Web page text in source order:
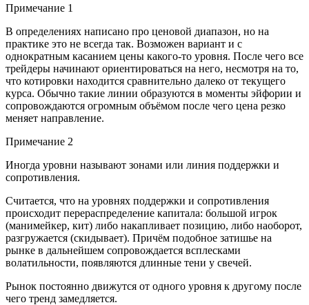
Примечание 1
В определениях написано про ценовой диапазон, но на
практике это не всегда так. Возможен вариант и с
однократным касанием цены какого-то уровня. После чего все
трейдеры начинают ориентироваться на него, несмотря на то,
что котировки находится сравнительно далеко от текущего
курса. Обычно такие линии образуются в моменты эйфории и
сопровождаются огромным объёмом после чего цена резко
меняет направление.
Примечание 2
Иногда уровни называют зонами или линия поддержки и
сопротивления.
Считается, что на уровнях поддержки и сопротивления
происходит перераспределение капитала: большой игрок
(манимейкер, кит) либо накапливает позицию, либо наоборот,
разгружается (скидывает). Причём подобное затишье на
рынке в дальнейшем сопровождается всплесками
волатильности, появляются длинные тени у свечей.
Рынок постоянно движутся от одного уровня к другому после
чего тренд замедляется.